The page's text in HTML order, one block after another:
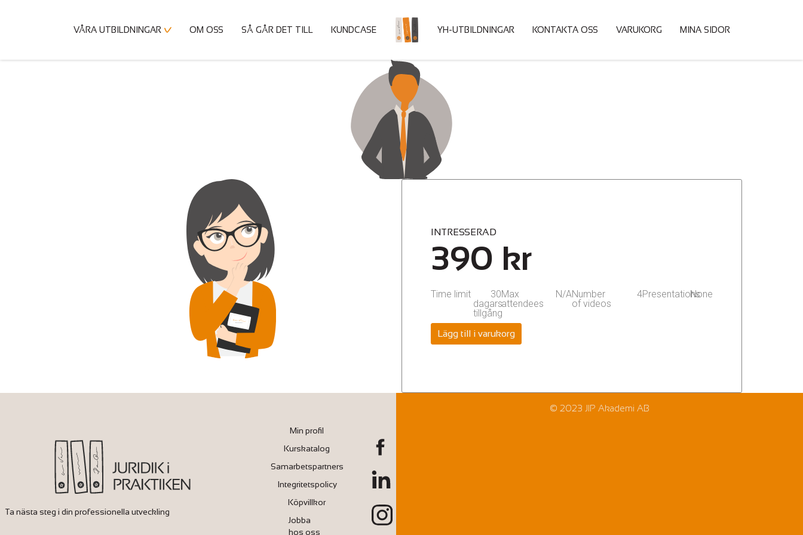
VÅRA UTBILDNINGAR OM OSS SÅ GÅR DET TILL KUNDCASE HOME YH-UTBILDNINGAR KONTAKTA OSS VARUKORG MINA SIDOR
INTRESSERAD
390 kr
Time limit
30
dagars
tillgång
Max
attendees
N/ANumber
of videos
4PresentationsNone
Lägg till i varukorg
Ta nästa steg i din professionella utveckling
Min profil
Kurskatalog
Samarbetspartners
Integritetspolicy
Köpvillkor
Jobba
hos oss
© 2023 JIP Akademi AB